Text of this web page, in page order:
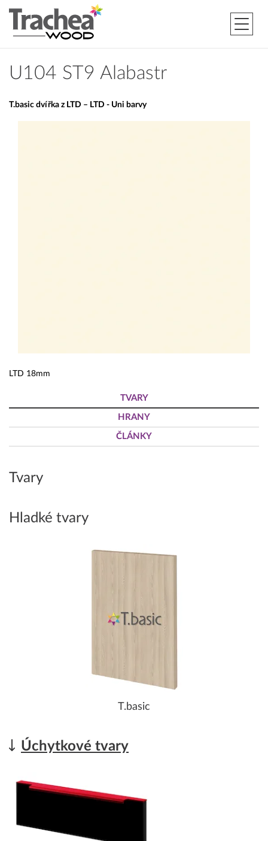
U104 ST9 Alabastr
T.basic dvířka z LTD – LTD - Uni barvy
LTD 18mm
TVARY
HRANY
ČLÁNKY
Tvary
Hladké tvary
T.basic
Úchytkové tvary